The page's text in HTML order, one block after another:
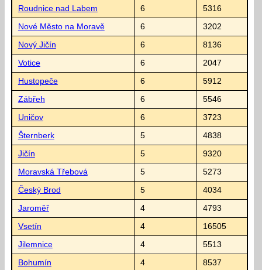
Roudnice nad Labem 6 5316
Nové Město na Moravě 6 3202
Nový Jičín 6 8136
Votice 6 2047
Hustopeče 6 5912
Zábřeh 6 5546
Uničov 6 3723
Šternberk 5 4838
Jičín 5 9320
Moravská Třebová 5 5273
Český Brod 5 4034
Jaroměř 4 4793
Vsetín 4 16505
Jilemnice 4 5513
Bohumín 4 8537